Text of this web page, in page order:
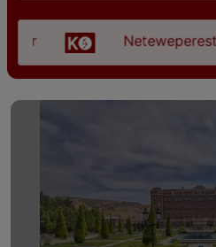
Neteweperestî li